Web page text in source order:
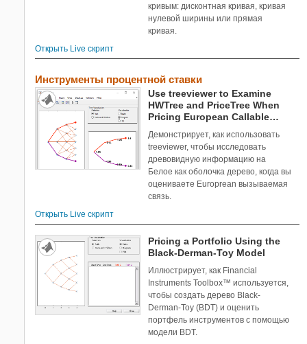
кривым: дисконтная кривая, кривая
нулевой ширины или прямая
кривая.
Открыть Live скрипт
Инструменты процентной ставки
Use treeviewer to Examine
HWTree and PriceTree When
Pricing European Callable
Демонстрирует, как использовать
treeviewer, чтобы исследовать
древовидную информацию на
Белое как оболочка дерево, когда вы
оцениваете Europrean вызываемая
связь.
Открыть Live скрипт
Pricing a Portfolio Using the
Black-Derman-Toy Model
Иллюстрирует, как Financial
Instruments Toolbox™ используется,
чтобы создать дерево Black-
Derman-Toy (BDT) и оценить
портфель инструментов с помощью
модели BDT.